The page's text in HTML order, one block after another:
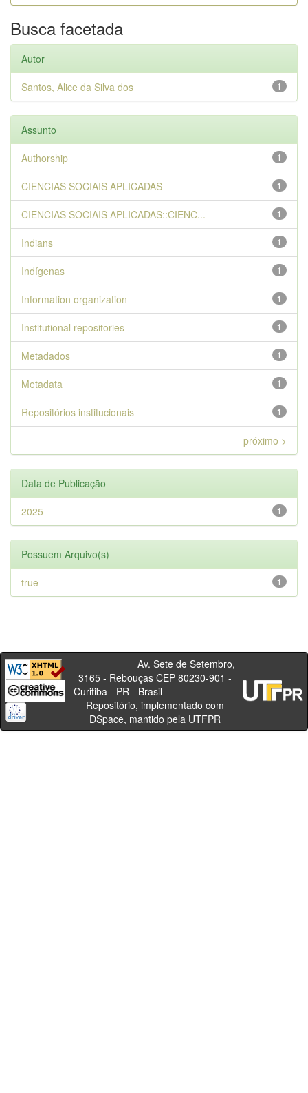
Busca facetada
Autor
1
Santos, Alice da Silva dos
Assunto
1
Authorship
1
CIENCIAS SOCIAIS APLICADAS
1
CIENCIAS SOCIAIS APLICADAS::CIENC...
1
Indians
1
Indígenas
1
Information organization
1
Institutional repositories
1
Metadados
1
Metadata
1
Repositórios institucionais
próximo >
Data de Publicação
1
2025
Possuem Arquivo(s)
1
true
Av. Sete de Setembro,
3165 - Rebouças CEP 80230-901 -
Curitiba - PR - Brasil
Repositório, implementado com
DSpace, mantido pela UTFPR